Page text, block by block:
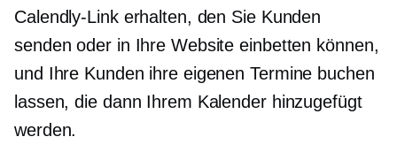
Calendly-Link erhalten, den Sie Kunden
senden oder in Ihre Website einbetten können,
und Ihre Kunden ihre eigenen Termine buchen
lassen, die dann Ihrem Kalender hinzugefügt
werden.